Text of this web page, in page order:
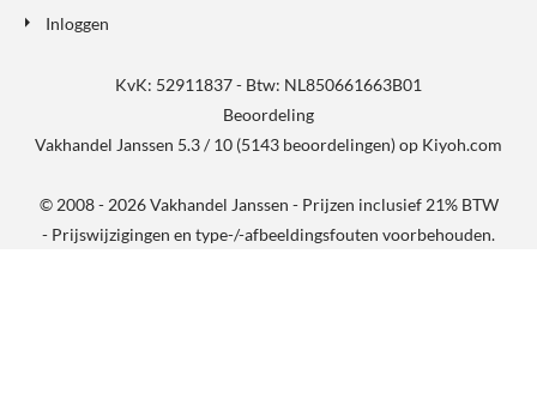
Inloggen
KvK: 52911837 - Btw: NL850661663B01
Beoordeling
Vakhandel Janssen 5.3/10 (5143 beoordelingen) op Kiyoh.com
© 2008 - 2026 Vakhandel Janssen - Prijzen inclusief 21% BTW
- Prijswijzigingen en type-/-afbeeldingsfouten voorbehouden.